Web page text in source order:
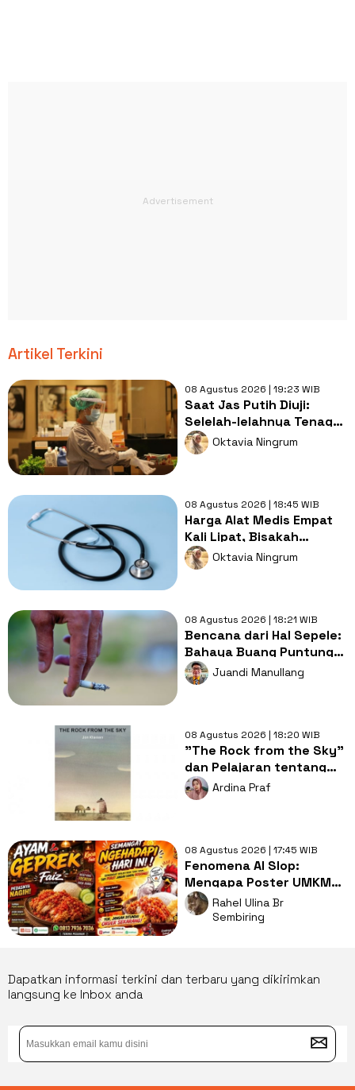
Artikel Terkini
08 Agustus 2026 | 19:23 WIB
Saat Jas Putih Diuji:
Selelah-lelahnya Tenaga
Kesehatan, Tetap Lebih
Melelahkan Jadi Pasien
Oktavia Ningrum
08 Agustus 2026 | 18:45 WIB
Harga Alat Medis Empat
Kali Lipat, Bisakah
Layanan Kesehatan
Tetap Murah?
Oktavia Ningrum
08 Agustus 2026 | 18:21 WIB
Bencana dari Hal Sepele:
Bahaya Buang Puntung
Rokok Sembarangan di
Musim Kemarau
Juandi Manullang
08 Agustus 2026 | 18:20 WIB
"The Rock from the Sky"
dan Pelajaran tentang
Berani Menghadapi
Perubahan
Ardina Praf
08 Agustus 2026 | 17:45 WIB
Fenomena AI Slop:
Mengapa Poster UMKM
Makin Seragam dan Bikin
Kita Bosan?
Rahel Ulina Br
Sembiring
Dapatkan informasi terkini dan terbaru yang dikirimkan
langsung ke Inbox anda